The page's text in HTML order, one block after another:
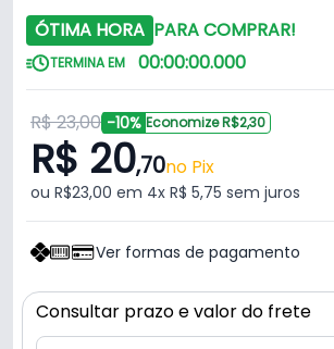
ÓTIMA HORA PARA COMPRAR!
TERMINA EM 00:00:00.000
R$ 23,00 -10% Economize R$2,30
R$ 20,70no Pix
ou R$23,00 em 4x R$ 5,75 sem juros
Ver formas de pagamento
Consultar prazo e valor do frete